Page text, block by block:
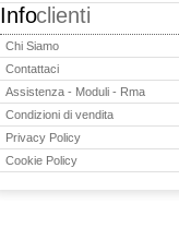
Infoclienti
Chi Siamo
Contattaci
Assistenza - Moduli - Rma
Condizioni di vendita
Privacy Policy
Cookie Policy